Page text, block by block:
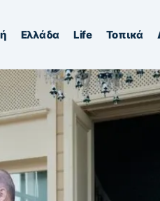
Ελλάδα Life Τοπικά